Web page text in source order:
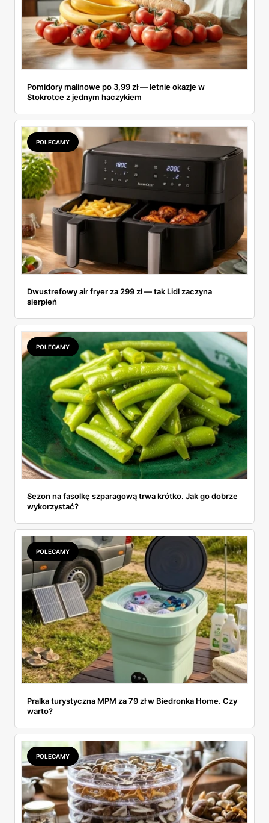
Pomidory malinowe po 3,99 zł — letnie okazje w
Stokrotce z jednym haczykiem
POLECAMY
Dwustrefowy air fryer za 299 zł — tak Lidl zaczyna
sierpień
POLECAMY
Sezon na fasolkę szparagową trwa krótko. Jak go dobrze
wykorzystać?
POLECAMY
Pralka turystyczna MPM za 79 zł w Biedronka Home. Czy
warto?
POLECAMY